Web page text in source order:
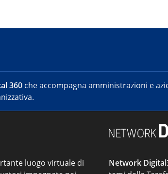
360 che accompagna amministrazioni e
luogo virtuale di
Network